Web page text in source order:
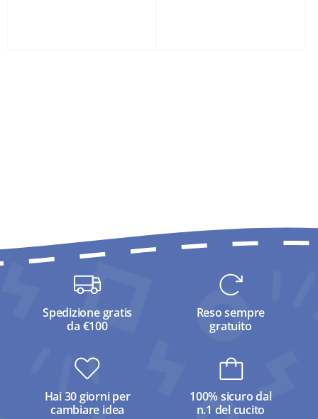
Spedizione gratis
da €100
Reso sempre
gratuito
Hai 30 giorni per
cambiare idea
100% sicuro dal
n.1 del cucito